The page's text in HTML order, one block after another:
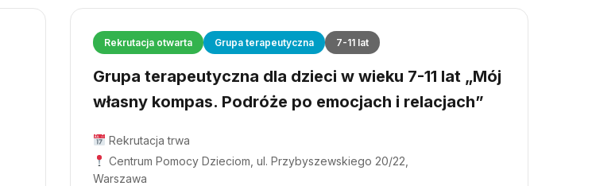
Rekrutacja otwarta Grupa terapeutyczna 7-11 lat
Grupa terapeutyczna dla dzieci w wieku 7-11 lat „Mój
własny kompas. Podróże po emocjach i relacjach”
Rekrutacja trwa
Centrum Pomocy Dzieciom, ul. Przybyszewskiego 20/22,
Warszawa